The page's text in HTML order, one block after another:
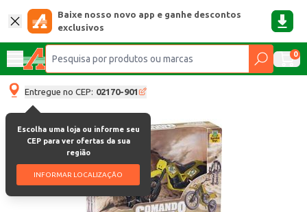
Baixe nosso novo app e ganhe descontos
exclusivos
0
Entregue no CEP: 02170-901
Escolha uma loja ou informe seu
CEP para ver ofertas da sua
região
INFORMAR LOCALIZAÇÃO